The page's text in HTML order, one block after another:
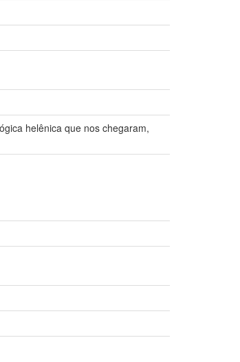
helênica que nos chegaram,